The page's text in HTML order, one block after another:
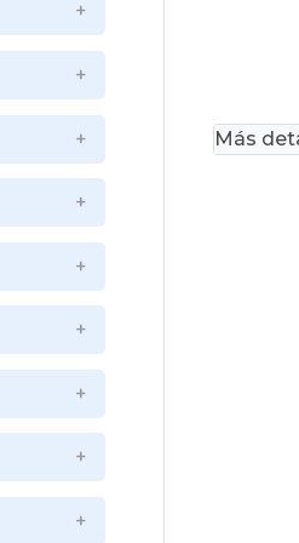
Más